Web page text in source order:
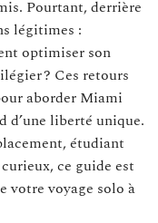
Pourtant, derrière
légitimes :
optimiser son
? Ces retours
aborder Miami
d’une liberté unique.
étudiant
ce guide est
votre voyage solo à